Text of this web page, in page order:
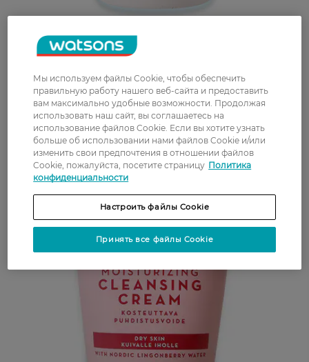
Мы используем файлы Cookie, чтобы обеспечить
правильную работу нашего веб-сайта и предоставить
вам максимально удобные возможности. Продолжая
использовать наш сайт, вы соглашаетесь на
использование файлов Cookie. Если вы хотите узнать
больше об использовании нами файлов Cookie и/или
изменить свои предпочтения в отношении файлов
Cookie, пожалуйста, посетите страницу Политика
конфиденциальности
Настроить файлы Cookie
Принять все файлы Cookie